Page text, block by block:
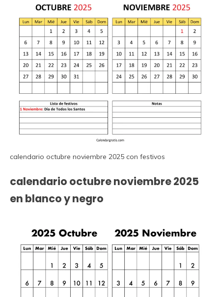
calendario octubre noviembre 2025 con festivos
calendario octubre noviembre 2025
en blanco y negro